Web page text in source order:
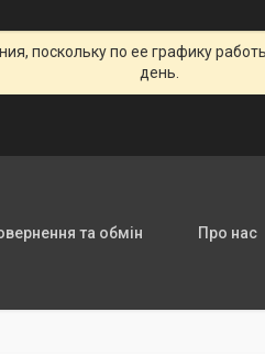
поскольку по ее графику
день.
та обмін Про нас